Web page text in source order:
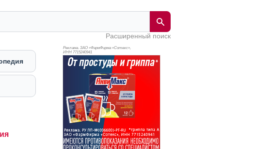
Расширенный поиск
Реклама. ЗАО «ФармФирма «Сотекс»,
ИНН 7715240941